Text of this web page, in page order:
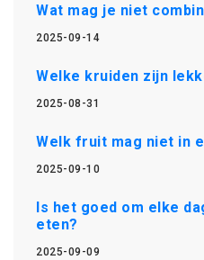
Wat mag je niet
2025-09-14
Welke kruiden zijn
2025-08-31
Welk fruit mag niet in
2025-09-10
Is het goed om elke
eten?
2025-09-09